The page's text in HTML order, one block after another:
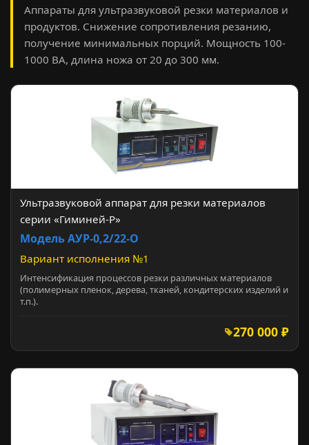
Аппараты для ультразвуковой резки материалов и
продуктов. Снижение сопротивления резанию,
получение минимальных порций. Мощность 100-
1000 ВА, длина ножа от 20 до 300 мм.
Ультразвуковой аппарат для резки материалов
серии «Гиминей-Р»
Модель АУР-0,2/22-О
Вариант исполнения №1
Интенсификация процессов резки различных материалов
(полимерных пленок, дерева, тканей, кондитерских изделий и
т.п.).
270 000 ₽